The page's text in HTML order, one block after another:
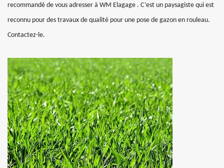
recommandé de vous adresser à WM Elagage . C’est un paysagiste qui est
reconnu pour des travaux de qualité pour une pose de gazon en rouleau.
Contactez-le.